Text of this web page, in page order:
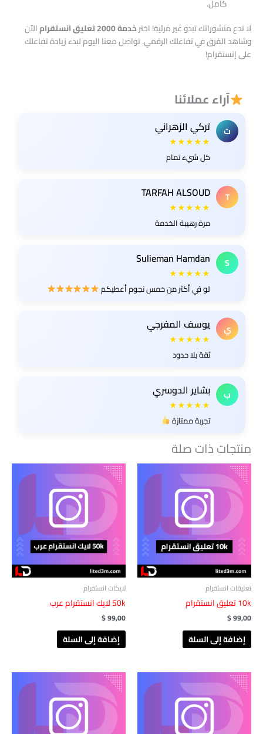
كامل.
لا تدع منشوراتك تبدو غير مرئية! اخترخدمة 2000 تعليق انستقرام
الآن
وشاهد الفرق في تفاعلك الرقمي. تواصل معنا اليوم لبدء زيادة تفاعلك
على إنستقرام!
آراء عملائنا
ت تركي الزهراني
★★★★★
كل شيء تمام
T
TARFAH ALSOUD
★★★★★
مرة رهيبة الخدمة
S
Sulieman Hamdan
★★★★★
لو في أكثر من خمس نجوم أعطيكم
ي يوسف المفرجي
★★★★★
ثقة بلا حدود
ب بشاير الدوسري
★★★★★
تجربة ممتازة
منتجات ذات صلة
تعليقات انستقرام
10k تعليق انستقرام
$99,00
إضافة إلى السلة
لايكات انستقرام
50k لايك انستقرام عرب
$99,00
إضافة إلى السلة